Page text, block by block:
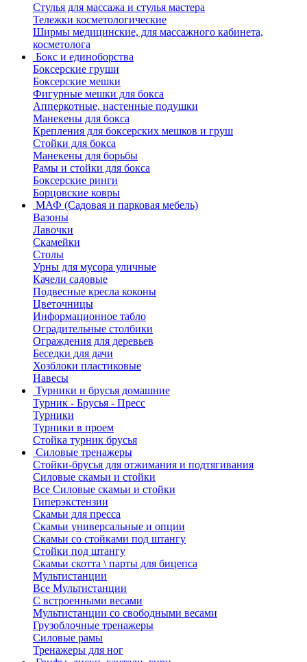
Стулья для массажа и стулья мастера
Тележки косметологические
Ширмы медицинские, для массажного кабинета,
косметолога
Бокс и единоборства
Боксерские груши
Боксерские мешки
Фигурные мешки для бокса
Апперкотные, настенные подушки
Манекены для бокса
Крепления для боксерских мешков и груш
Стойки для бокса
Манекены для борьбы
Рамы и стойки для бокса
Боксерские ринги
Борцовские ковры
МАФ (Садовая и парковая мебель)
Вазоны
Лавочки
Скамейки
Столы
Урны для мусора уличные
Качели садовые
Подвесные кресла коконы
Цветочницы
Информационное табло
Оградительные столбики
Ограждения для деревьев
Беседки для дачи
Хозблоки пластиковые
Навесы
Турники и брусья домашние
Турник - Брусья - Пресс
Турники
Турники в проем
Стойка турник брусья
Силовые тренажеры
Стойки-брусья для отжимания и подтягивания
Силовые скамьи и стойки
Все Силовые скамьи и стойки
Гиперэкстензии
Скамьи для пресса
Скамьи универсальные и опции
Скамьи со стойками под штангу
Стойки под штангу
Скамьи скотта \ парты для бицепса
Мультистанции
Все Мультистанции
С встроенными весами
Мультистанции со свободными весами
Грузоблочные тренажеры
Силовые рамы
Тренажеры для ног